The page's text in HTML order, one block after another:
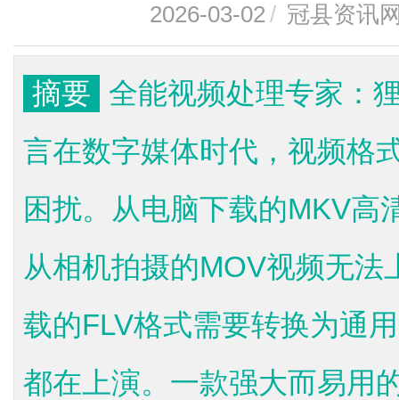
2026-03-02 / 冠县资讯
摘要 全能视频处理专家：
言在数字媒体时代，视频格
困扰。从电脑下载的MKV高
从相机拍摄的MOV视频无
载的FLV格式需要转换为通
都在上演。一款强大而易用